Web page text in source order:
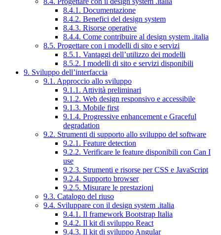
8.4.1. Documentazione
8.4.2. Benefici del design system
8.4.3. Risorse operative
8.4.4. Come contribuire al design system .italia
8.5. Progettare con i modelli di sito e servizi
8.5.1. Vantaggi dell’utilizzo dei modelli
8.5.2. I modelli di sito e servizi disponibili
9. Sviluppo dell’interfaccia
9.1. Approccio allo sviluppo
9.1.1. Attività preliminari
9.1.2. Web design responsivo e accessibile
9.1.3. Mobile first
9.1.4. Progressive enhancement e Graceful
degradation
9.2. Strumenti di supporto allo sviluppo del software
9.2.1. Feature detection
9.2.2. Verificare le feature disponibili con Can I
use
9.2.3. Strumenti e risorse per CSS e JavaScript
9.2.4. Supporto browser
9.2.5. Misurare le prestazioni
9.3. Catalogo del riuso
9.4. Sviluppare con il design system .italia
9.4.1. Il framework Bootstrap Italia
9.4.2. Il kit di sviluppo React
9.4.3. Il kit di sviluppo Angular